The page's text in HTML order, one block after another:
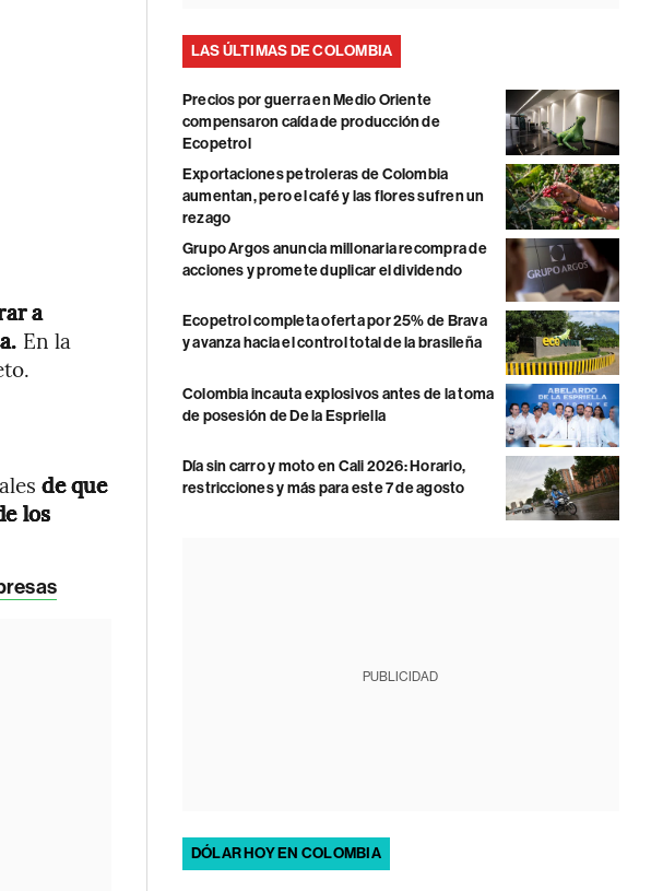
a
En la
de que
los
LAS ÚLTIMAS DE COLOMBIA
Precios por guerra en Medio Oriente
compensaron caída de producción de
Ecopetrol
Exportaciones petroleras de Colombia
aumentan, pero el café y las flores sufren un
rezago
Grupo Argos anuncia millonaria recompra de
acciones y promete duplicar el dividendo
Ecopetrol completa oferta por 25% de Brava
y avanza hacia el control total de la brasileña
Colombia incauta explosivos antes de la toma
de posesión de De la Espriella
Día sin carro y moto en Cali 2026: Horario,
restricciones y más para este 7 de agosto
PUBLICIDAD
DÓLAR HOY EN COLOMBIA